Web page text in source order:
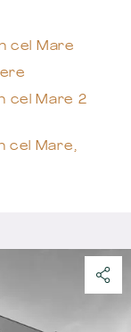
cel Mare
cel Mare 2
cel Mare,